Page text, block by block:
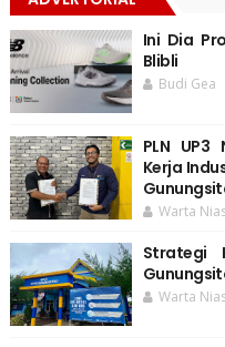
Ini Dia
Blibli
Budi Gea
PLN UP3
Kerja
Warta
Strategi
Warta